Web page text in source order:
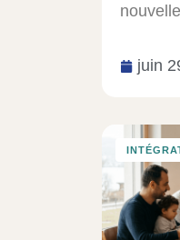
juin